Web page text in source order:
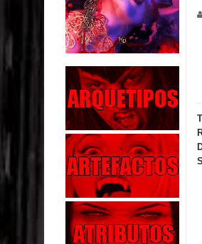
Parte 03: La Traición
Parte 02: Vuelve el
Parte 01: El Comienzo
Parte 01: El
Exaltados y Muertos
Los Muertos se
Los Monstruos más
Parte 09: Los